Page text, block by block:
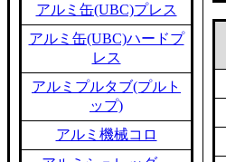
アルミ缶(UBC)プレス
アルミ缶(UBC)ハードプ
レス
アルミプルタブ(プルト
ップ)
アルミ機械コロ